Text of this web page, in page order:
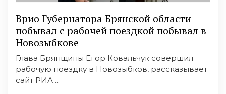
Врио Губернатора Брянской области
побывал с рабочей поездкой побывал в
Новозыбкове
Глава Брянщины Егор Ковальчук совершил
рабочую поездку в Новозыбков, рассказывает
сайт РИА ...